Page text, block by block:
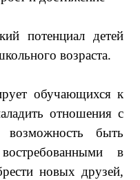
потенциал детей
возраста.
обучающихся к
отношения с
быть
в
новых друзей,